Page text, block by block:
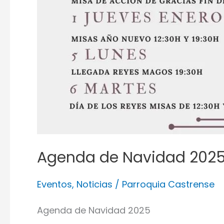
Agenda de Navidad
Eventos, Noticias / Parroquia Castrense
Agenda de Navidad 2025